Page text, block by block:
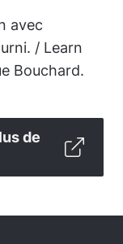
avec
/ Learn
Bouchard.
de